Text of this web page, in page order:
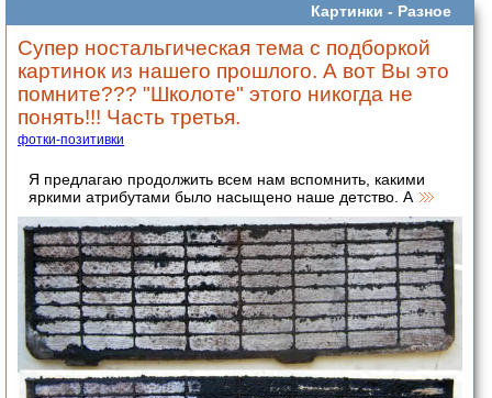
Картинки - Разное
Супер ностальгическая тема с подборкой
картинок из нашего прошлого. А вот Вы это
помните??? "Школоте" этого никогда не
понять!!! Часть третья.
фотки-позитивки
Я предлагаю продолжить всем нам вспомнить, какими
яркими атрибутами было насыщено наше детство. А